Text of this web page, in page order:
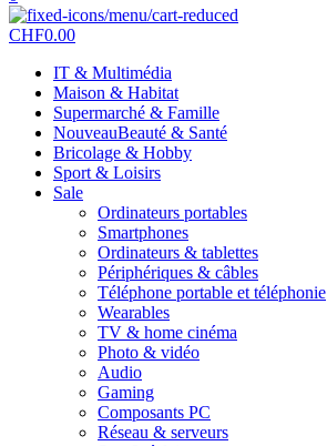
CHF0.00
IT & Multimédia
Maison & Habitat
Supermarché & Famille
NouveauBeauté & Santé
Bricolage & Hobby
Sport & Loisirs
Sale
Ordinateurs portables
Smartphones
Ordinateurs & tablettes
Périphériques & câbles
Téléphone portable et téléphonie
Wearables
TV & home cinéma
Photo & vidéo
Audio
Gaming
Composants PC
Réseau & serveurs